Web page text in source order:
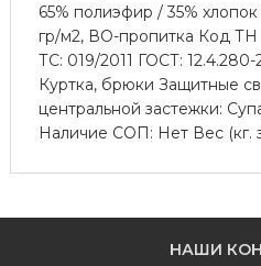
65% полиэфир / 35% хлопок
гр/м2, ВО-пропитка Код
ТС: 019/2011 ГОСТ:
Куртка, брюки Защитные
центральной застежки:
Наличие СОП: Нет Вес (кг.
НАШИ